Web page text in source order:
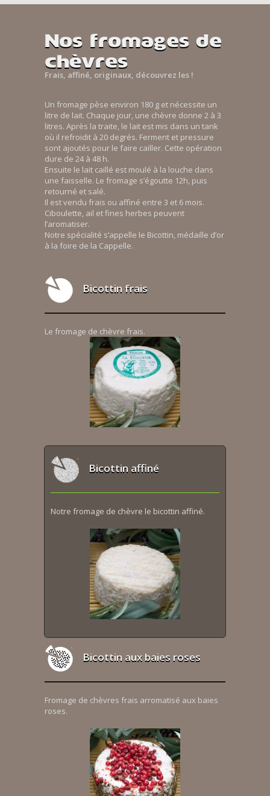
Nos fromages de
chèvres
Frais, affiné, originaux, découvrez les !
Un fromage pèse environ 180 g et nécessite un
litre de lait. Chaque jour, une chèvre donne 2 à 3
litres. Après la traite, le lait est mis dans un tank
où il refroidit à 20 degrés. Ferment et pressure
sont ajoutés pour le faire cailler. Cette opération
dure de 24 à 48 h.
Ensuite le lait caillé est moulé à la louche dans
une faisselle. Le fromage s’égoutte 12h, puis
retourné et salé.
Il est vendu frais ou affiné entre 3 et 6 mois.
Ciboulette, ail et fines herbes peuvent
l’aromatiser.
Notre spécialité s’appelle le Bicottin, médaille d’or
à la foire de la Cappelle.
Bicottin frais
Le fromage de chèvre frais.
Bicottin affiné
Notre fromage de chèvre le bicottin affiné.
Bicottin aux baies roses
Fromage de chèvres frais arromatisé aux baies
roses.